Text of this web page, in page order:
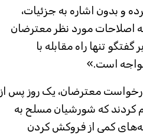
و بدون اشاره به جزئیات،
اصلاحات مورد نظر معترضان
تنها راه مقابله با
است.»
معترضان، یک روز پس از
کردند که شورشیان مسلح به
کمی از فروکش کردن